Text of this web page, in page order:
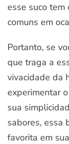
esse suco
comuns em
Portanto, se
que traga a
vivacidade da
experimentar
sua
sabores, essa
favorita em